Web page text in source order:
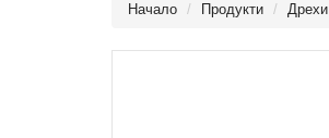
Начало Продукти Дрехи